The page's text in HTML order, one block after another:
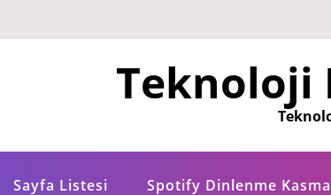
Teknoloji
Sayfa Listesi Spotify Dinlenme